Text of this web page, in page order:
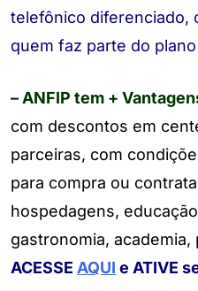
telefônico diferenciado,
quem faz parte do
– ANFIP tem +
com descontos em
parceiras, com
para compra ou
hospedagens,
gastronomia,
ACESSE AQUI e ATIVE